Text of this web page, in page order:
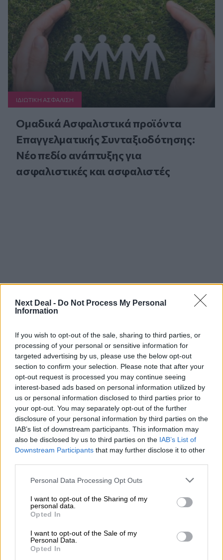
Next Deal - Do Not Process My Personal
Information
If you wish to opt-out of the sale, sharing to third parties, or
processing of your personal or sensitive information for
targeted advertising by us, please use the below opt-out
section to confirm your selection. Please note that after your
opt-out request is processed you may continue seeing
interest-based ads based on personal information utilized by
us or personal information disclosed to third parties prior to
your opt-out. You may separately opt-out of the further
disclosure of your personal information by third parties on the
IAB’s list of downstream participants. This information may
also be disclosed by us to third parties on the IAB’s List of
Downstream Participants that may further disclose it to other
Personal Data Processing Opt Outs
I want to opt-out of the Sharing of my
personal data.
Opted In
I want to opt-out of the Sale of my
Personal Data.
Opted In
ΙΔΙΩΤΙΚΗ ΑΣΦAΛΙΣΗ
Ομαδικά Ασφαλιστικά προϊόντα
Επαγγελματικής Συνταξιοδότησης:
Νέο πεδίο ανάπτυξης για
ασφαλιστικές και ασφαλιστές
ΟΙΚΟΝΟΜΙΑ
«ακτινογραφία» της κερδοφορίας των
τραπεζών, η δυναμική επιστροφή της